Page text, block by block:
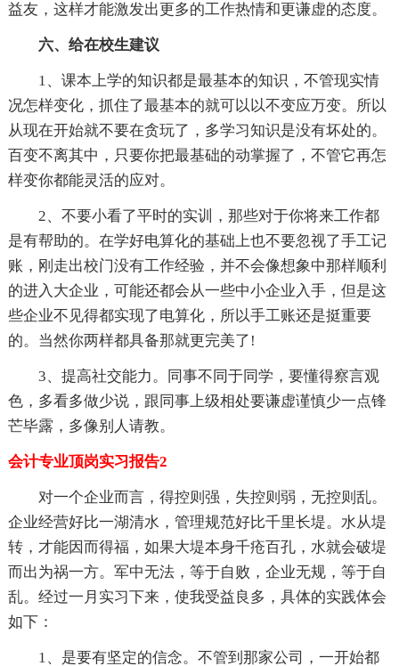
益友，这样才能激发出更多的工作热情和更谦虚的态度。
六、给在校生建议
1、课本上学的知识都是最基本的知识，不管现实情
况怎样变化，抓住了最基本的就可以以不变应万变。所以
从现在开始就不要在贪玩了，多学习知识是没有坏处的。
百变不离其中，只要你把最基础的动掌握了，不管它再怎
样变你都能灵活的应对。
2、不要小看了平时的实训，那些对于你将来工作都
是有帮助的。在学好电算化的基础上也不要忽视了手工记
账，刚走出校门没有工作经验，并不会像想象中那样顺利
的进入大企业，可能还都会从一些中小企业入手，但是这
些企业不见得都实现了电算化，所以手工账还是挺重要
的。当然你两样都具备那就更完美了!
3、提高社交能力。同事不同于同学，要懂得察言观
色，多看多做少说，跟同事上级相处要谦虚谨慎少一点锋
芒毕露，多像别人请教。
会计专业顶岗实习报告2
对一个企业而言，得控则强，失控则弱，无控则乱。
企业经营好比一湖清水，管理规范好比千里长堤。水从堤
转，才能因而得福，如果大堤本身千疮百孔，水就会破堤
而出为祸一方。军中无法，等于自败，企业无规，等于自
乱。经过一月实习下来，使我受益良多，具体的实践体会
如下：
1、是要有坚定的信念。不管到那家公司，一开始都